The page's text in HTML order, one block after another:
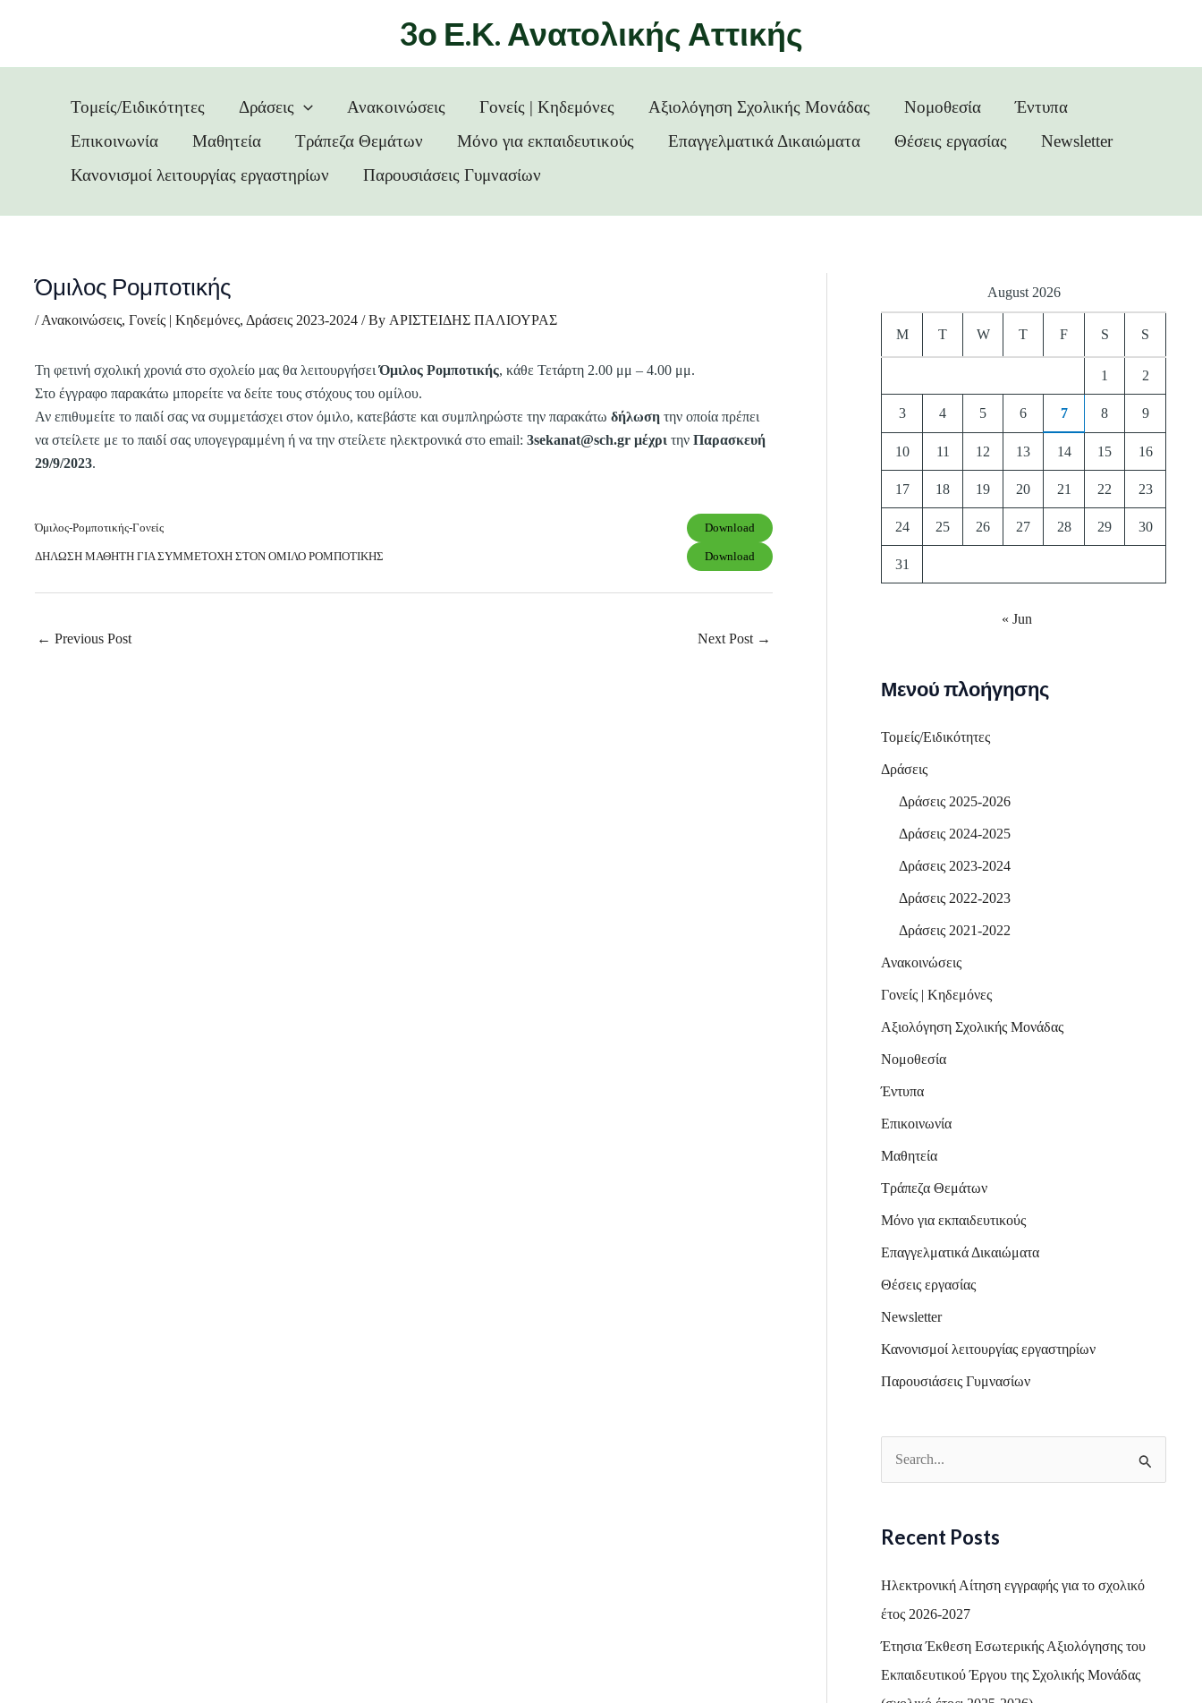
3ο Ε.Κ. Ανατολικής Αττικής
Τομείς/Ειδικότητες Δράσεις Ανακοινώσεις Γονείς | Κηδεμόνες Αξιολόγηση Σχολικής Μονάδας Νομοθεσία
Έντυπα
Επικοινωνία
Μαθητεία Τράπεζα Θεμάτων Μόνο για εκπαιδευτικούς Επαγγελματικά Δικαιώματα Θέσεις εργασίας
Newsletter
Κανονισμοί λειτουργίας εργαστηρίων
Παρουσιάσεις Γυμνασίων
Όμιλος Ρομποτικής
/Ανακοινώσεις, Γονείς | Κηδεμόνες, Δράσεις 2023-2024/ By ΑΡΙΣΤΕΙΔΗΣ ΠΑΛΙΟΥΡΑΣ
Τη φετινή σχολική χρονιά στο σχολείο μας θα λειτουργήσειΌμιλος Ρομποτικής, κάθε Τετάρτη 2.00 μμ – 4.00 μμ.
Στο έγγραφο παρακάτω μπορείτε να δείτε τους στόχους του ομίλου.
Αν επιθυμείτε το παιδί σας να συμμετάσχει στον όμιλο, κατεβάστε και συμπληρώστε την παρακάτω δήλωση την οποία πρέπει
να στείλετε με το παιδί σας υπογεγραμμένη ή να την στείλετε ηλεκτρονικά στο email: 3sekanat@sch.gr μέχρι την Παρασκευή
29/9/2023.
Όμιλος-Ρομποτικής-Γονείς Download
ΔΗΛΩΣΗ ΜΑΘΗΤΗ ΓΙΑ ΣΥΜΜΕΤΟΧΗ ΣΤΟΝ ΟΜΙΛΟ ΡΟΜΠΟΤΙΚΗΣ Download
← Previous Post Next Post →
August 2026
M T W T F S S
1 2
3 4 5 6 7 8 9
10 11 12 13 14 15 16
17 18 19 20 21 22 23
24 25 26 27 28 29 30
31
« Jun
Μενού πλοήγησης
Τομείς/Ειδικότητες
Δράσεις
Δράσεις 2025-2026
Δράσεις 2024-2025
Δράσεις 2023-2024
Δράσεις 2022-2023
Δράσεις 2021-2022
Ανακοινώσεις
Γονείς | Κηδεμόνες
Αξιολόγηση Σχολικής Μονάδας
Νομοθεσία
Έντυπα
Επικοινωνία
Μαθητεία
Τράπεζα Θεμάτων
Μόνο για εκπαιδευτικούς
Επαγγελματικά Δικαιώματα
Θέσεις εργασίας
Newsletter
Κανονισμοί λειτουργίας εργαστηρίων
Παρουσιάσεις Γυμνασίων
c
h
Recent Posts
Ηλεκτρονική Αίτηση εγγραφής για το σχολικό
έτος 2026-2027
Έτησια Έκθεση Εσωτερικής Αξιολόγησης του
Εκπαιδευτικού Έργου της Σχολικής Μονάδας